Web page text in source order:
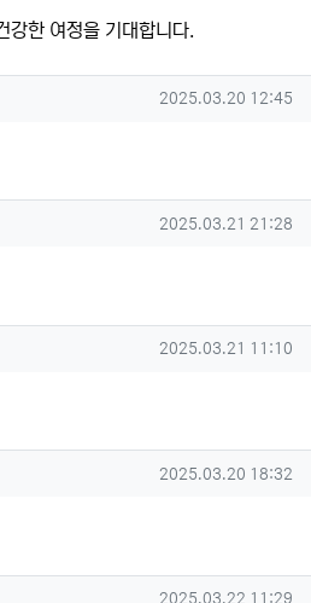
강한 여정을 기대합니다.
작성일
2025.03.20 12:45
작성일
2025.03.21 21:28
작성일
2025.03.21 11:10
작성일
2025.03.20 18:32
작성일
2025.03.22 11:29